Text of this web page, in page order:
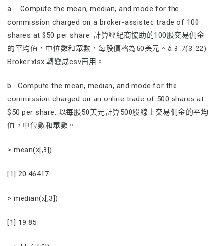
a. Compute the mean, median, and mode for the
commission charged on a broker-assisted trade of 100
shares at $50 per share. 計算經紀商協助的100股交易佣金
的平均值，中位數和眾數，每股價格為50美元。à 3-7(3-22)-
Broker.xlsx 轉變成csv再用。
b. Compute the mean, median, and mode for the
commission charged on an online trade of 500 shares at
$50 per share. 以每股50美元計算500股線上交易佣金的平均
值，中位數和眾數。
> mean(x[,3])
[1] 20.46417
> median(x[,3])
[1] 19.85